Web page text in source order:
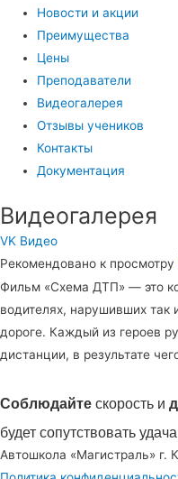
Новости и акции
Преимущества
Цены
Преподаватели
Видеогалерея
Отзывы учеников
Контакты
Документация
Видеогалерея
VK Видео
Рекомендовано к просмотру
Фильм «Схема ДТП» — это
водителях, нарушивших так
дороге. Каждый из героев
дистанции, в результате
Соблюдайте скорость и
будет сопутствовать
Автошкола «Магистраль»